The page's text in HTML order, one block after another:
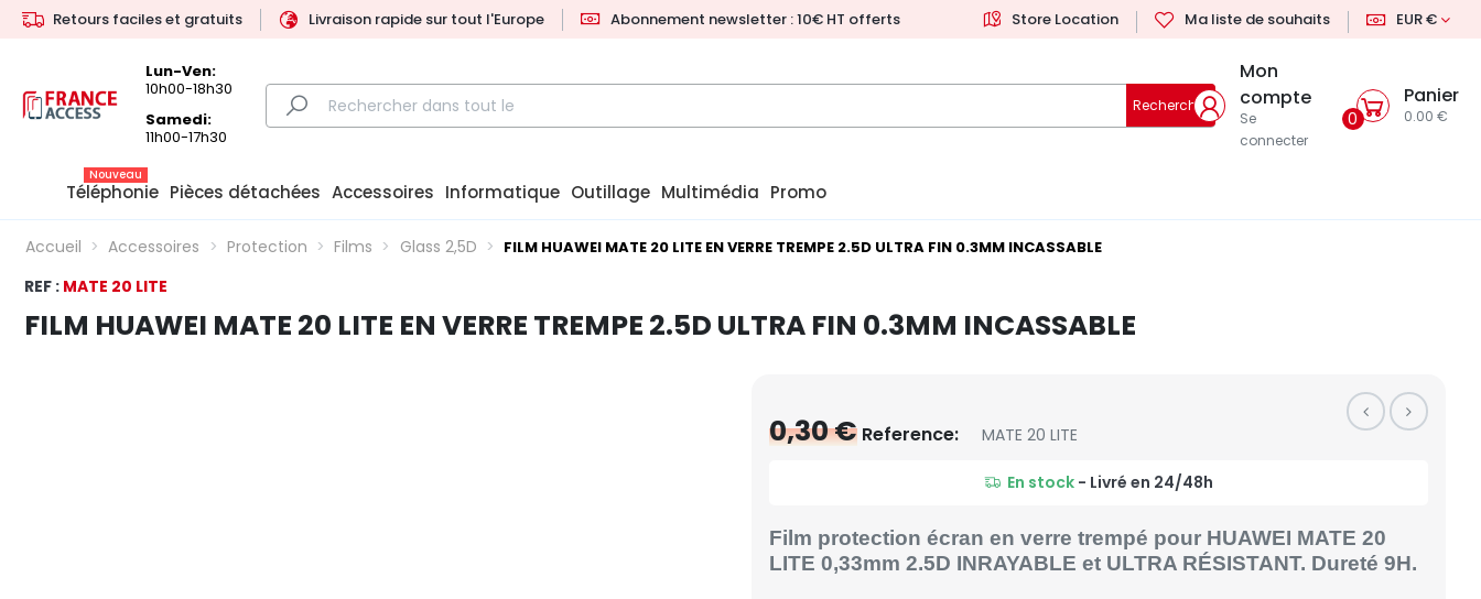
Retours faciles et gratuits Livraison rapide sur tout l'Europe Abonnement newsletter : 10€ HT offerts Store Location Ma liste de souhaits EUR €
Lun-Ven:
10h00-18h30
Samedi:
11h00-17h30
Rechercher
Mon
compte
Se
connecter
0
Panier
0.00 €
Téléphonie
Nouveau
Pièces détachées Accessoires Informatique Outillage Multimédia Promo
Accueil Accessoires Protection Films Glass 2,5D FILM HUAWEI MATE 20 LITE EN VERRE TREMPE 2.5D ULTRA FIN 0.3MM INCASSABLE
REF : MATE 20 LITE
FILM HUAWEI MATE 20 LITE EN VERRE TREMPE 2.5D ULTRA FIN 0.3MM INCASSABLE
0,30 € Reference: MATE 20 LITE
En stock - Livré en 24/48h
Film protection écran en verre trempé pour HUAWEI MATE 20
LITE 0,33mm 2.5D INRAYABLE et ULTRA RÉSISTANT. Dureté 9H.